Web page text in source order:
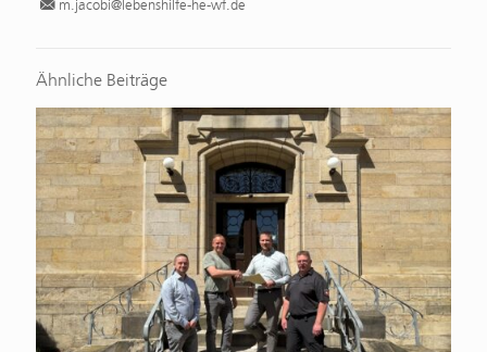
m.jacobi@lebenshilfe-he-wf.de
Ähnliche Beiträge